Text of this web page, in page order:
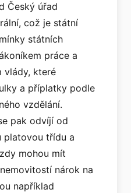
Český úřad
což je státní
státních
práce a
vlády, které
a příplatky podle
vzdělání.
pak odvíjí od
platovou třídu a
mohou mít
nárok na
například